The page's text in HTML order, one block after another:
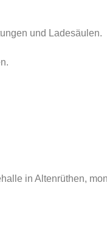
und Ladesäulen.
in Altenrüthen,